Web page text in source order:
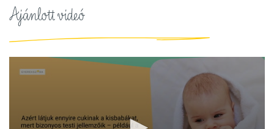
Ajánlott videó